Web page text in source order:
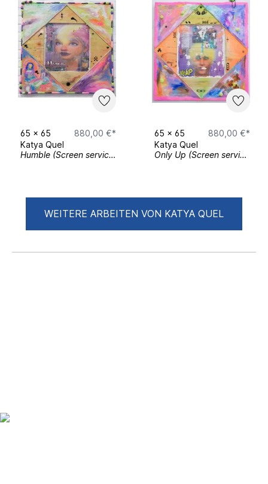
65 x 65
880,00 €*
Katya Quel
Humble (Screen service series)
65 x 65
880,00 €*
Katya Quel
Only Up (Screen service series)
WEITERE ARBEITEN VON KATYA QUEL